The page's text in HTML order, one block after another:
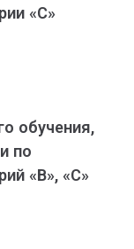
«C»
обучения,
по
«В», «С»